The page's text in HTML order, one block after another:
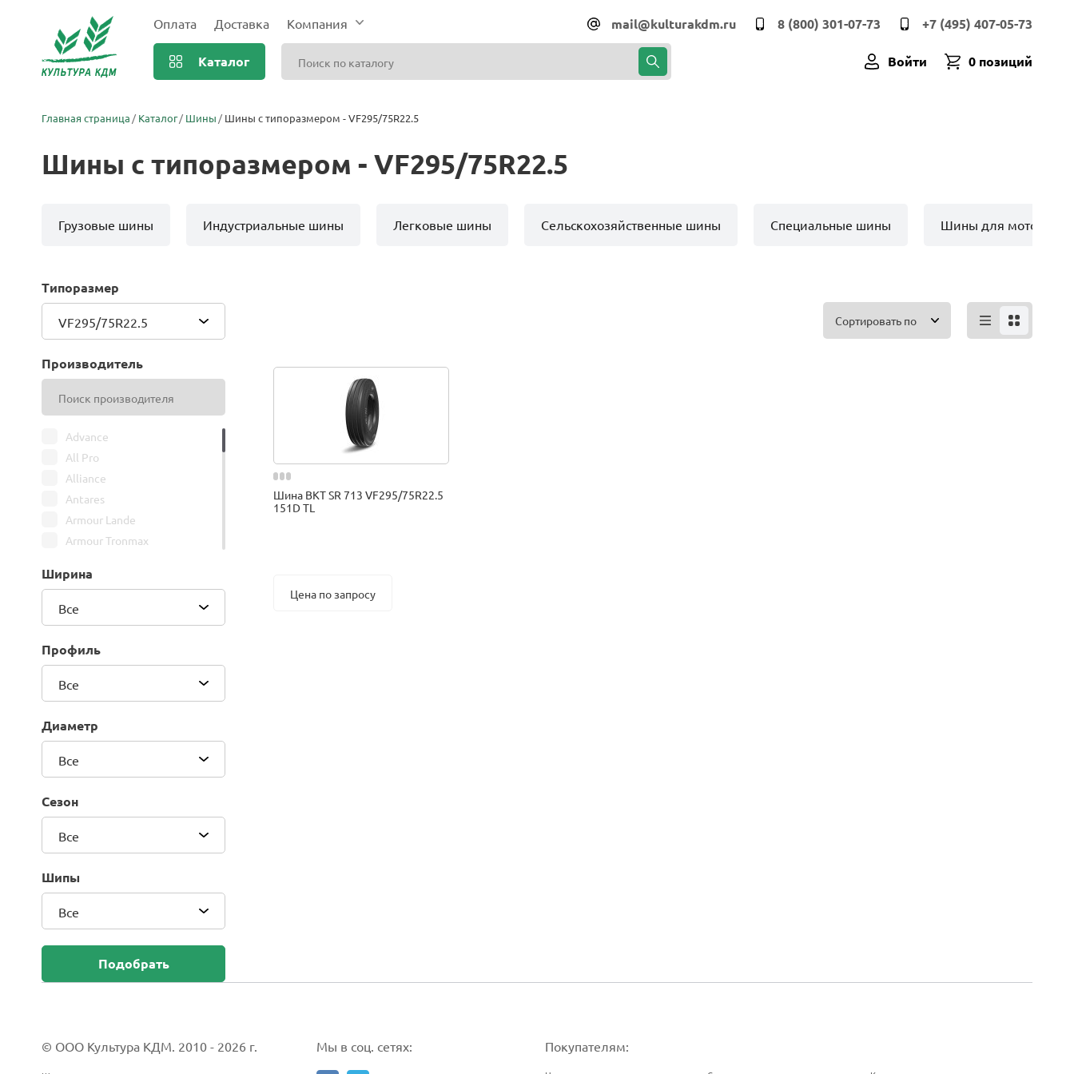
Оплата Доставка Компания +7 (495) 407-05-73
8 (800) 301-07-73
mail@kulturakdm.ru
Каталог 0 позиций
Войти
Главная страница Каталог Шины Шины с типоразмером - VF295/75R22.5
Шины с типоразмером - VF295/75R22.5
Грузовые шины Индустриальные шины Легковые шины Сельскохозяйственные шины Специальные шины Шины для мото
Типоразмер
VF295/75R22.5
Производитель
Advance
All Pro
Alliance
Antares
Armour Lande
Armour Tronmax
ATIRE
Bars
Belshina
BFGoodrich
BK Trailer
BKT
Camso (Solideal)
CEAT
Composit
Continental
Cordiant
CrossWind
Ширина
Все
Профиль
Все
Диаметр
Все
Сезон
Все
Шипы
Все
Подобрать
Сортировать по
Шина BKT SR 713 VF295/75R22.5
151D TL
Цена по запросу
© ООО Культура КДМ. 2010 - 2026 г. Мы в соц. сетях: Покупателям: